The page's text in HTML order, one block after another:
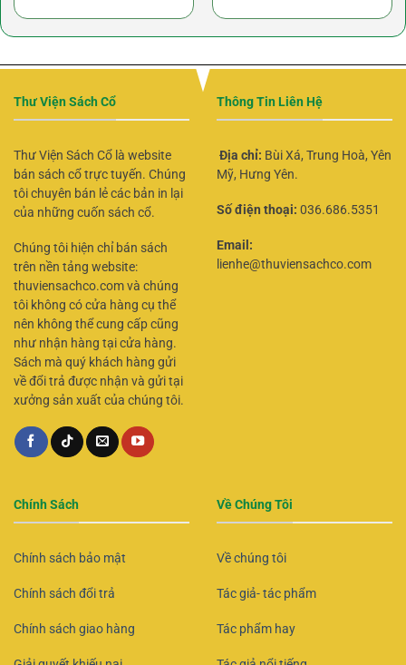
Thư Viện Sách Cổ
Thư Viện Sách Cổ là website
bán sách cổ trực tuyến. Chúng
tôi chuyên bán lẻ các bản in lại
của những cuốn sách cổ.
Chúng tôi hiện chỉ bán sách
trên nền tảng website:
thuviensachco.com và chúng
tôi không có cửa hàng cụ thể
nên không thể cung cấp cũng
như nhận hàng tại cửa hàng.
Sách mà quý khách hàng gửi
về đổi trả được nhận và gửi tại
xưởng sản xuất của chúng tôi.
Thông Tin Liên Hệ
Địa chỉ: Bùi Xá, Trung Hoà, Yên
Mỹ, Hưng Yên.
Số điện thoại: 036.686.5351
Email:
lienhe@thuviensachco.com
Chính Sách
Chính sách bảo mật
Chính sách đổi trả
Chính sách giao hàng
Về Chúng Tôi
Về chúng tôi
Tác giả- tác phẩm
Tác phẩm hay